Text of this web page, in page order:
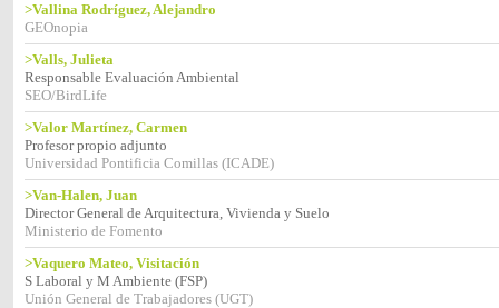
>Vallina Rodríguez, Alejandro
GEOnopia
>Valls, Julieta
Responsable Evaluación Ambiental
SEO/BirdLife
>Valor Martínez, Carmen
Profesor propio adjunto
Universidad Pontificia Comillas (ICADE)
>Van-Halen, Juan
Director General de Arquitectura, Vivienda y Suelo
Ministerio de Fomento
>Vaquero Mateo, Visitación
S Laboral y M Ambiente (FSP)
Unión General de Trabajadores (UGT)